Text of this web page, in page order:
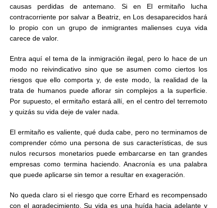
causas perdidas de antemano. Si en El ermitaño lucha
contracorriente por salvar a Beatriz, en Los desaparecidos hará
lo propio con un grupo de inmigrantes malienses cuya vida
carece de valor.
Entra aquí el tema de la inmigración ilegal, pero lo hace de un
modo no reivindicativo sino que se asumen como ciertos los
riesgos que ello comporta y, de este modo, la realidad de la
trata de humanos puede aflorar sin complejos a la superficie.
Por supuesto, el ermitaño estará allí, en el centro del terremoto
y quizás su vida deje de valer nada.
El ermitaño es valiente, qué duda cabe, pero no terminamos de
comprender cómo una persona de sus características, de sus
nulos recursos monetarios puede embarcarse en tan grandes
empresas como termina haciendo. Anacronía es una palabra
que puede aplicarse sin temor a resultar en exageración.
No queda claro si el riesgo que corre Erhard es recompensado
con el agradecimiento. Su vida es una huída hacia adelante y